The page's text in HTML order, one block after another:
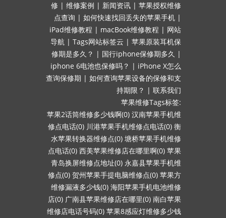
修 | 维修案例 | 新闻资讯 | 苹果授权维修
点查询 | 如何快速找回丢失的苹果手机 |
iPad维修教程 | macBook维修教程 | 网站
导航 | Tags网站标签云 | 苹果原装耳机保
修期是多久？ | 国行iphone保修期多久 |
iphone 6电池也保修吗？ | iPhone X怎么
查询保修期 | 如何查询苹果设备的保修和支
持期限？ | 联系我们
苹果维修Tags标签:
苹果2话筒维修多少钱啊(0) 汉南苹果手机维
修点电话(0) 川港苹果手机维修点电话(0) 衡
水苹果转换器维修点(0) 塘桥苹果手机维修
点电话(0) 西美苹果维修店在哪里啊(0) 苹果
青岛换屏维修点地址(0) 永嘉县苹果手机维
修点(0) 贺州苹果手提电脑维修点(0) 苹果方
维修漏液多少钱(0) 海阳苹果手机电池维修
店(0) 广南县苹果维修店在哪里(0) 南白苹果
维修店电话号码(0) 苹果8感应灯维修多少钱